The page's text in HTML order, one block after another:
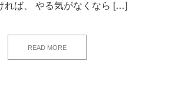
れば、 やる気がなくなら […]
READ MORE